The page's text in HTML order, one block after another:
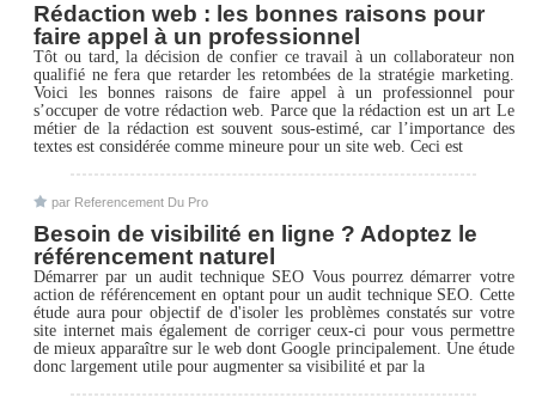
Rédaction web : les bonnes raisons pour
faire appel à un professionnel
Tôt ou tard, la décision de confier ce travail à un collaborateur non
qualifié ne fera que retarder les retombées de la stratégie marketing.
Voici les bonnes raisons de faire appel à un professionnel pour
s’occuper de votre rédaction web. Parce que la rédaction est un art Le
métier de la rédaction est souvent sous-estimé, car l’importance des
textes est considérée comme mineure pour un site web. Ceci est
par Referencement Du Pro
Besoin de visibilité en ligne ? Adoptez le
référencement naturel
Démarrer par un audit technique SEO Vous pourrez démarrer votre
action de référencement en optant pour un audit technique SEO. Cette
étude aura pour objectif de d'isoler les problèmes constatés sur votre
site internet mais également de corriger ceux-ci pour vous permettre
de mieux apparaître sur le web dont Google principalement. Une étude
donc largement utile pour augmenter sa visibilité et par la